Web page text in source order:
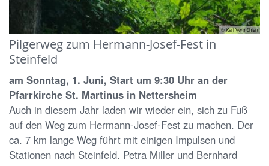
© Karl Vermöhlen
Pilgerweg zum Hermann-Josef-Fest in
Steinfeld
am Sonntag, 1. Juni, Start um 9:30 Uhr an der
Pfarrkirche St. Martinus in Nettersheim
Auch in diesem Jahr laden wir wieder ein, sich zu Fuß
auf den Weg zum Hermann-Josef-Fest zu machen. Der
ca. 7 km lange Weg führt mit einigen Impulsen und
Stationen nach Steinfeld. Petra Miller und Bernhard